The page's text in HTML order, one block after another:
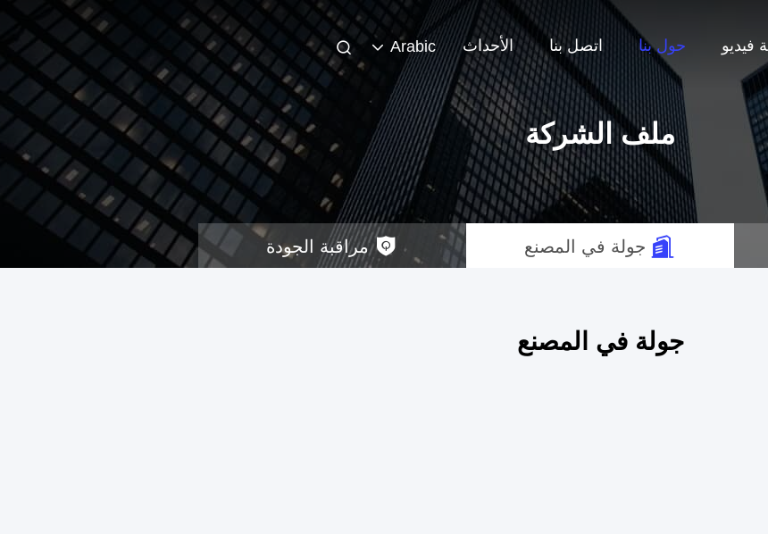
فيديو حول بنا اتصل بنا الأحداث Arabic
ملف الشركة
جولة في المصنع مراقبة الجودة
جولة في المصنع